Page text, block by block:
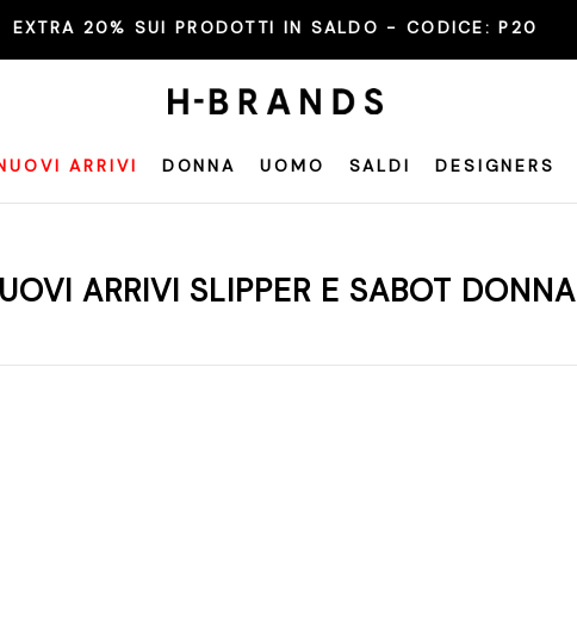
EXTRA 20% SUI PRODOTTI IN SALDO - CODICE:P20
ARRIVI DONNA UOMO SALDI DESIGNERS
ARRIVI SLIPPER E SABOT DONNA